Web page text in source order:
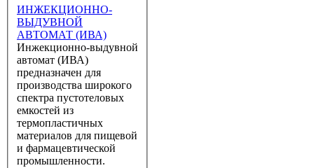
ИНЖЕКЦИОННО-
ВЫДУВНОЙ
АВТОМАТ (ИВА)
Инжекционно-выдувной
автомат (ИВА)
предназначен для
производства широкого
спектра пустотеловых
емкостей из
термопластичных
материалов для пищевой
и фармацевтической
промышленности.